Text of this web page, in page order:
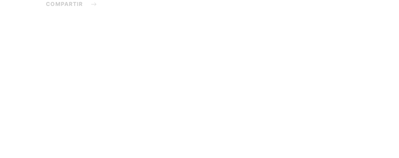
COMPARTIR